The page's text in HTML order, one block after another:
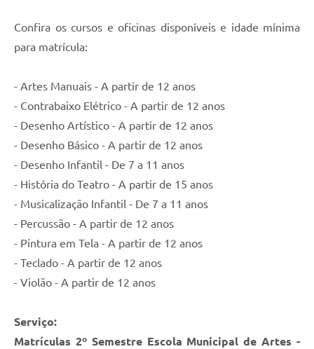
Confira os cursos e oficinas disponíveis e idade mínima
para matrícula:
- Artes Manuais - A partir de 12 anos
- Contrabaixo Elétrico - A partir de 12 anos
- Desenho Artístico - A partir de 12 anos
- Desenho Básico - A partir de 12 anos
- Desenho Infantil - De 7 a 11 anos
- História do Teatro - A partir de 15 anos
- Musicalização Infantil - De 7 a 11 anos
- Percussão - A partir de 12 anos
- Pintura em Tela - A partir de 12 anos
- Teclado - A partir de 12 anos
- Violão - A partir de 12 anos
Serviço:
Matrículas 2º Semestre Escola Municipal de Artes -